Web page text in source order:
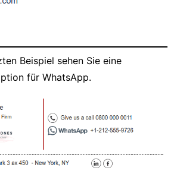
Beispiel sehen Sie eine
für WhatsApp.